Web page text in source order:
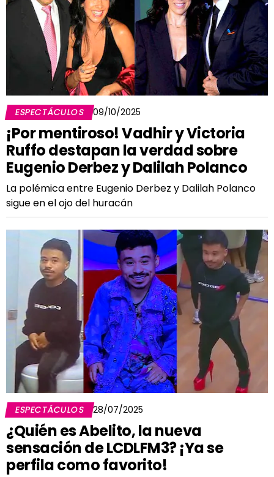
ESPECTÁCULOS 09/10/2025
¡Por mentiroso! Vadhir y Victoria
Ruffo destapan la verdad sobre
Eugenio Derbez y Dalilah Polanco
La polémica entre Eugenio Derbez y Dalilah Polanco
sigue en el ojo del huracán
ESPECTÁCULOS 28/07/2025
¿Quién es Abelito, la nueva
sensación de LCDLFM3? ¡Ya se
perfila como favorito!